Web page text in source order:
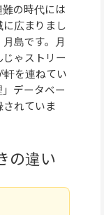
の時代には
広まりまし
島です。月
ゃストリー
軒を連ねてい
データベー
れていま
の違い